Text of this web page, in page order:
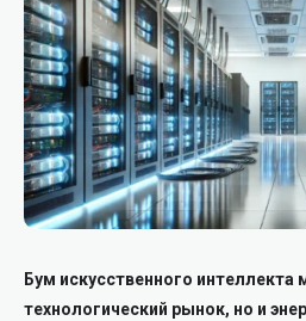
Бум искусственного интеллекта
технологический рынок, но и